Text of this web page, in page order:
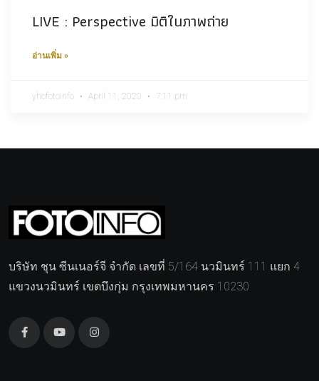
LIVE : Perspective มิติในภาพถ่าย
อ่านเพิ่ม »
yhofotoinfo April 11, 2020 7:11 pm
บริษัท ชุน ซีนเนอร์จี จำกัด เลขที่ 5/164 นวมินทร์ 111 แยก 4
แขวงนวมินทร์ เขตบึงกุ่ม กรุงเทพมหานคร 10230